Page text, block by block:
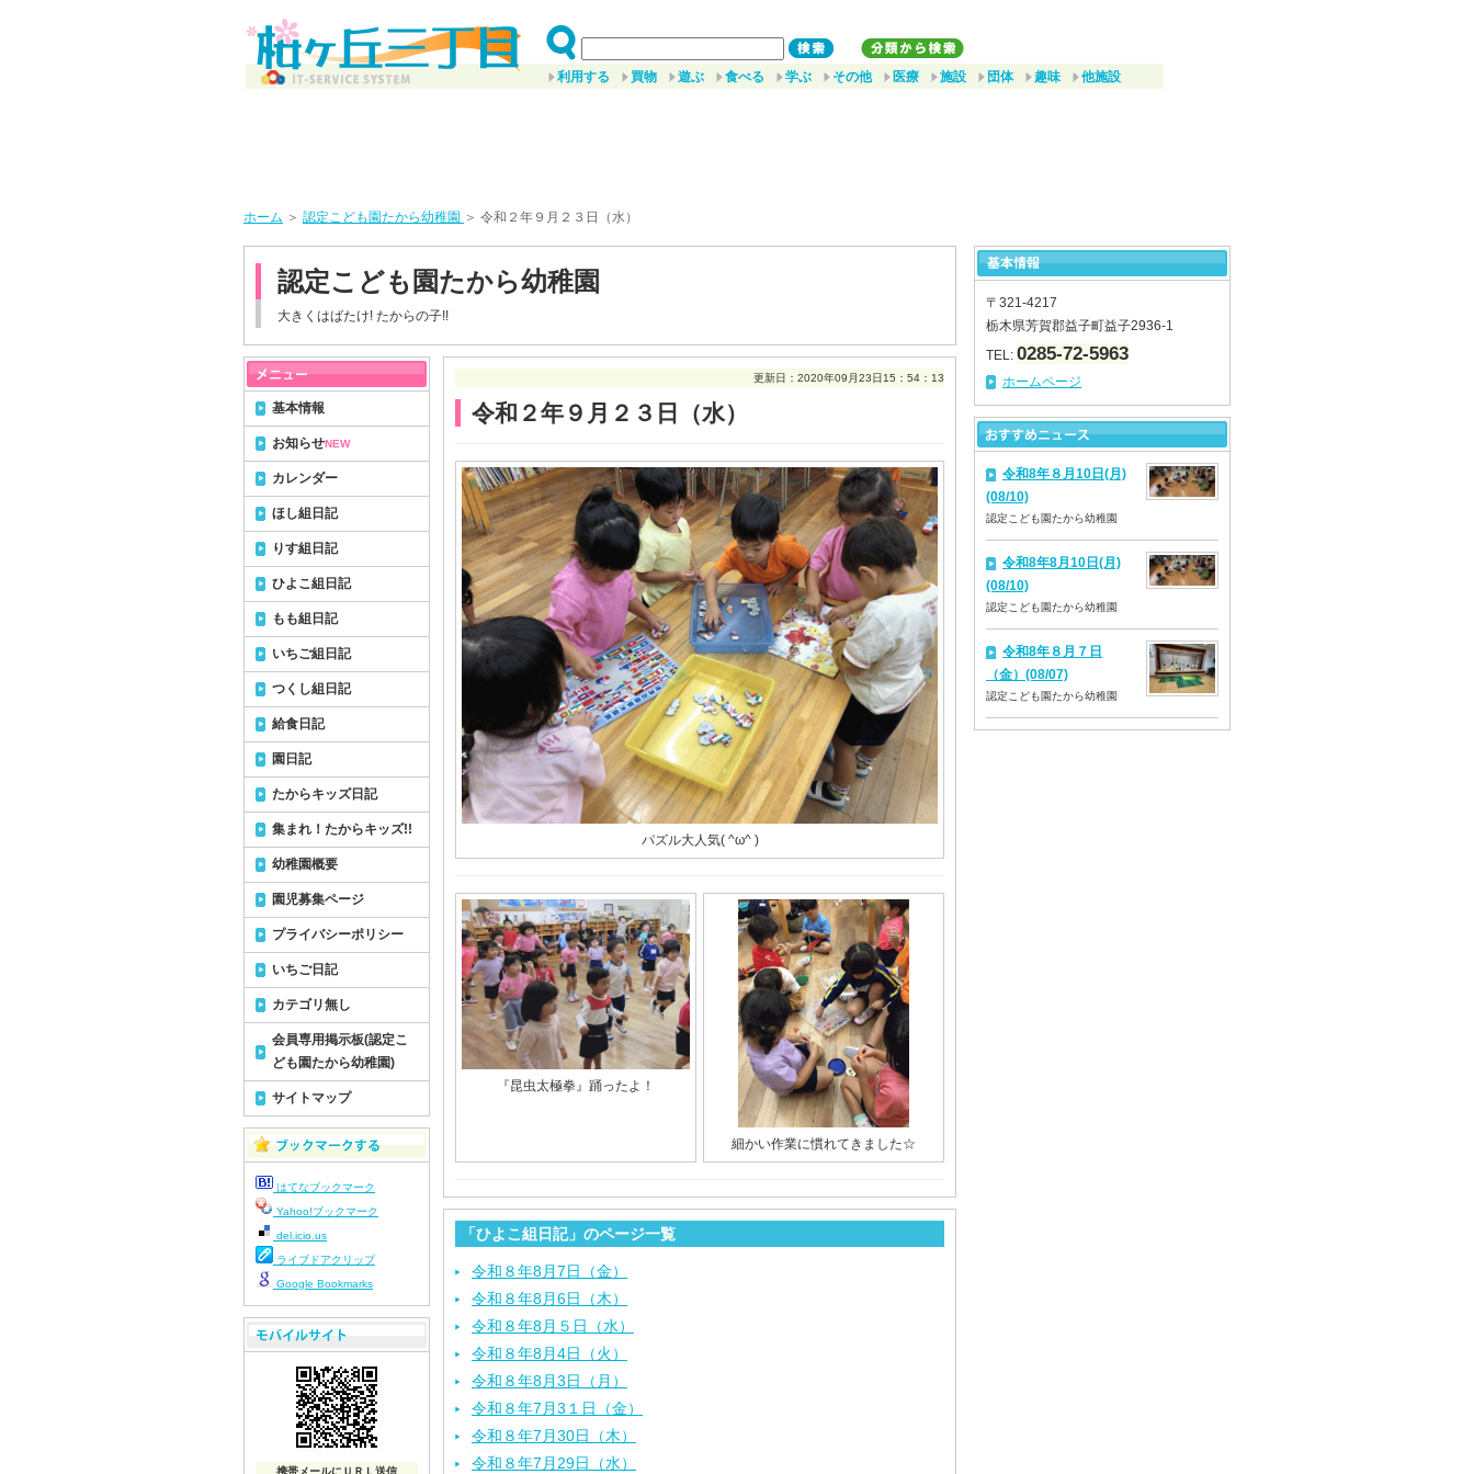
利用する 買物 遊ぶ 食べる 学ぶ その他 医療 施設 団体 趣味 他施設
ホーム ＞ 認定こども園たから幼稚園 ＞ 令和２年９月２３日（水）
認定こども園たから幼稚園
大きくはばたけ! たからの子!!
更新日：2020年09月23日15：54：13
令和２年９月２３日（水）
パズル大人気( ^ω^ )
『昆虫太極拳』踊ったよ！
細かい作業に慣れてきました☆
「ひよこ組日記」のページ一覧
令和８年8月7日（金）
令和８年8月6日（木）
令和８年8月５日（水）
令和８年8月4日（火）
令和８年8月3日（月）
令和８年7月3１日（金）
令和８年7月30日（木）
令和８年7月29日（水）
基本情報
お知らせNEW
カレンダー
ほし組日記
りす組日記
ひよこ組日記
もも組日記
いちご組日記
つくし組日記
給食日記
園日記
たからキッズ日記
集まれ！たからキッズ!!
幼稚園概要
園児募集ページ
プライバシーポリシー
いちご日記
カテゴリ無し
会員専用掲示板(認定こ
ども園たから幼稚園)
サイトマップ
はてなブックマーク
Yahoo!ブックマーク
del.icio.us
ライブドアクリップ
Google Bookmarks
携帯メールにＵＲＬ送信
〒321-4217
栃木県芳賀郡益子町益子2936-1
TEL: 0285-72-5963
ホームページ
令和8年８月10日(月)
(08/10)
認定こども園たから幼稚園
令和8年8月10日(月)
(08/10)
認定こども園たから幼稚園
令和8年８月７日
（金）(08/07)
認定こども園たから幼稚園